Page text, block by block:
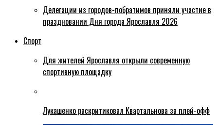
Делегации из городов-побратимов приняли участие в
праздновании Дня города Ярославля 2026
Спорт
Для жителей Ярославля открыли современную
спортивную площадку
Лукашенко раскритиковал Квартальнова за плей-офф